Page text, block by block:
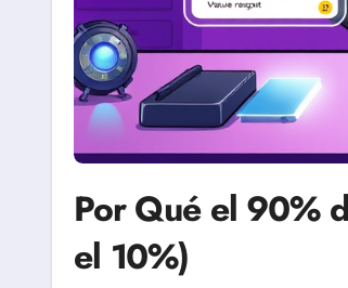
Por Qué el 90%
el 10%)